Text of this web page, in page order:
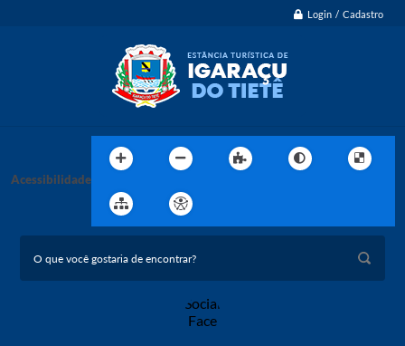
Login / Cadastro
Acessibilidade